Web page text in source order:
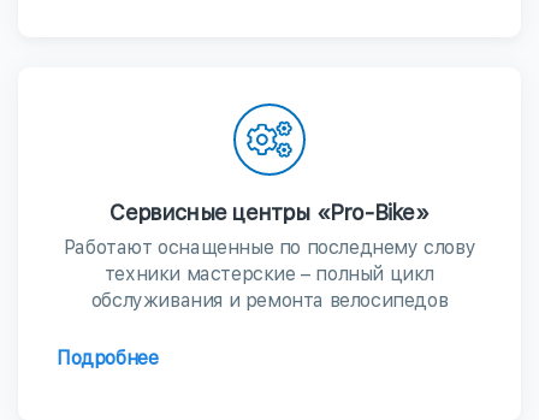
Сервисные центры «Pro-Bike»
Работают оснащенные по последнему слову
техники мастерские – полный цикл
обслуживания и ремонта велосипедов
Подробнее